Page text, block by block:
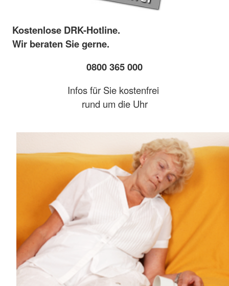
Kostenlose DRK-Hotline.
Wir beraten Sie gerne.
0800 365 000
Infos für Sie kostenfrei
rund um die Uhr